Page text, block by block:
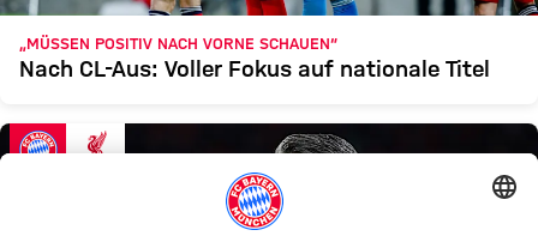
„MÜSSEN POSITIV NACH VORNE SCHAUEN“
Nach CL-Aus: Voller Fokus auf nationale Titel